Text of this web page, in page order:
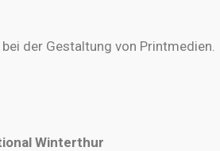
der Gestaltung von Printmedien.
Winterthur